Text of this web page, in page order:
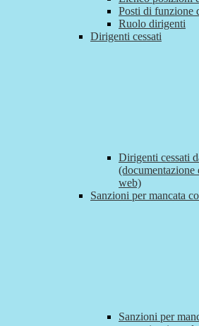
Posti di funzione
Ruolo dirigenti
Dirigenti cessati
Dirigenti cessati
(documentazione
web)
Sanzioni per mancata
Sanzioni per